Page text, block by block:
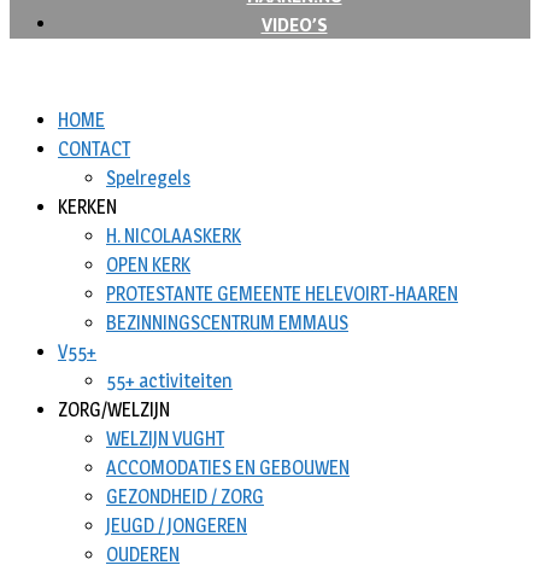
VIDEO’S
HOME
CONTACT
Spelregels
KERKEN
H. NICOLAASKERK
OPEN KERK
PROTESTANTE GEMEENTE HELEVOIRT-HAAREN
BEZINNINGSCENTRUM EMMAUS
V55+
55+ activiteiten
ZORG/WELZIJN
WELZIJN VUGHT
ACCOMODATIES EN GEBOUWEN
GEZONDHEID / ZORG
JEUGD / JONGEREN
OUDEREN